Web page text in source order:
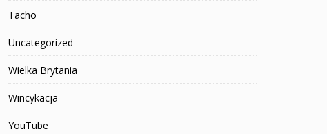
Tacho
Uncategorized
Wielka Brytania
Wincykacja
YouTube